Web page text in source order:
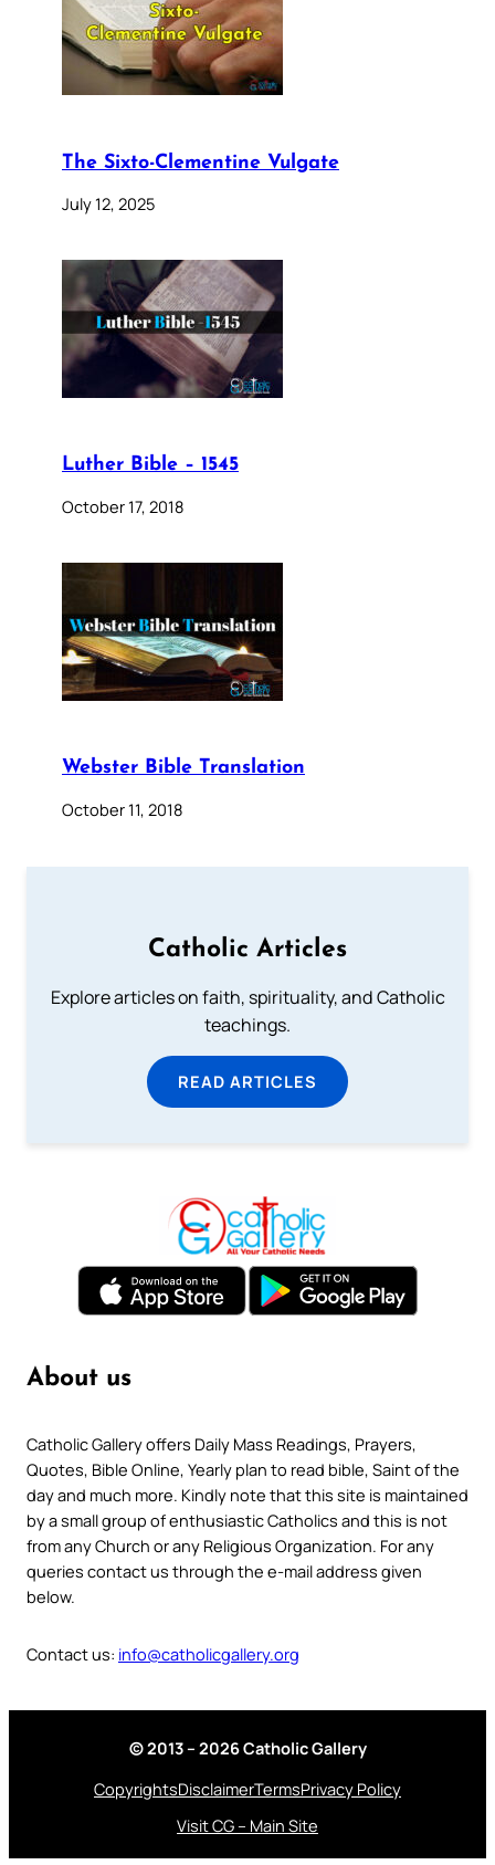
The Sixto-Clementine Vulgate
July 12, 2025
Luther Bible – 1545
October 17, 2018
Webster Bible Translation
October 11, 2018
Catholic Articles
Explore articles on faith, spirituality, and Catholic
teachings.
READ ARTICLES
About us
Catholic Gallery offers Daily Mass Readings, Prayers,
Quotes, Bible Online, Yearly plan to read bible, Saint of the
day and much more. Kindly note that this site is maintained
by a small group of enthusiastic Catholics and this is not
from any Church or any Religious Organization. For any
queries contact us through the e-mail address given
below.
Contact us: info@catholicgallery.org
© 2013 – 2026 Catholic Gallery
CopyrightsDisclaimerTermsPrivacy Policy
Visit CG – Main Site